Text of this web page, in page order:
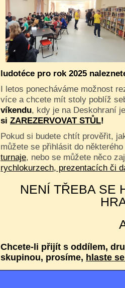
ludotéce pro rok 2025
I letos ponecháváme možnost
více a chcete mít stoly poblíž
víkendu, kdy je na Deskohraní
si ZAREZERVOVAT STŮL!
Pokud si budete chtít prověřit,
můžete se přihlásit do
turnaje, nebo se můžete něco
rychlokurzech, prezentacích či
NENÍ TŘEBA SE
Chcete-li přijít s oddílem,
skupinou, prosíme, hlaste